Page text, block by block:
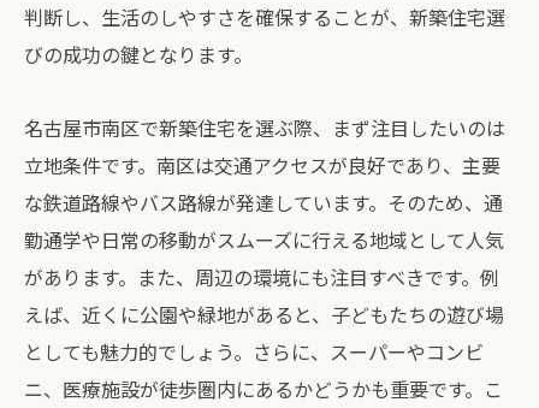
判断し、生活のしやすさを確保することが、新築住宅選
びの成功の鍵となります。
名古屋市南区で新築住宅を選ぶ際、まず注目したいのは
立地条件です。南区は交通アクセスが良好であり、主要
な鉄道路線やバス路線が発達しています。そのため、通
勤通学や日常の移動がスムーズに行える地域として人気
があります。また、周辺の環境にも注目すべきです。例
えば、近くに公園や緑地があると、子どもたちの遊び場
としても魅力的でしょう。さらに、スーパーやコンビ
ニ、医療施設が徒歩圏内にあるかどうかも重要です。こ